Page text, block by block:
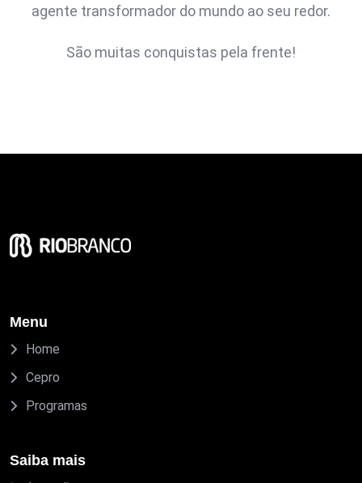
agente transformador do mundo ao seu redor.
São muitas conquistas pela frente!
Menu
Home
Cepro
Programas
Saiba mais